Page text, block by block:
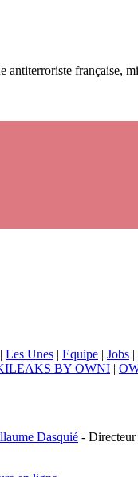
française,
Les Unes Equipe Jobs
BY OWNI
Dasquié -